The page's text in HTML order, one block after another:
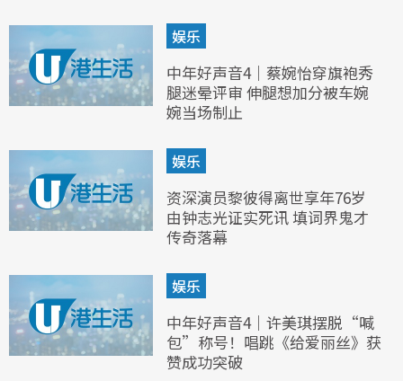
娱乐
中年好声音4｜蔡婉怡穿旗袍秀
腿迷晕评审 伸腿想加分被车婉
婉当场制止
娱乐
资深演员黎彼得离世享年76岁
由钟志光证实死讯 填词界鬼才
传奇落幕
娱乐
中年好声音4｜许美琪摆脱“喊
包”称号！唱跳《给爱丽丝》获
赞成功突破